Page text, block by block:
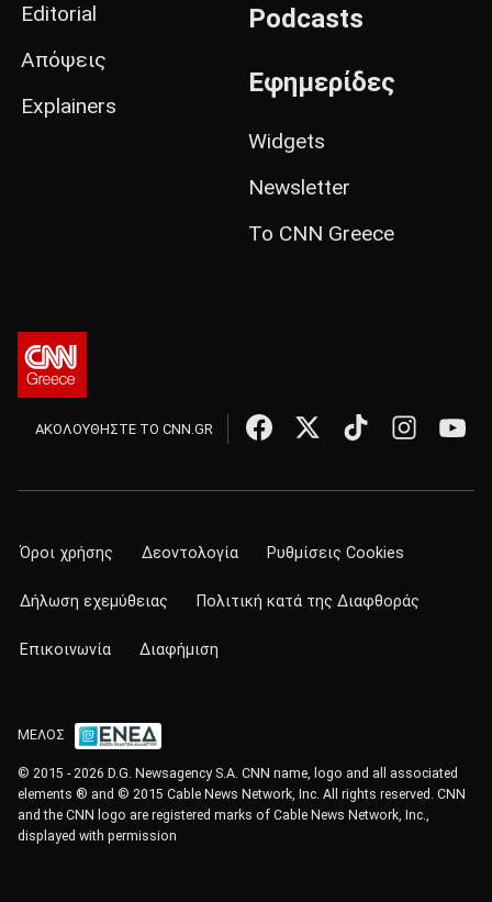
Editorial
Απόψεις
Explainers
Podcasts
Εφημερίδες
Widgets
Newsletter
Το CNN Greece
ΑΚΟΛΟΥΘΗΣΤΕ ΤΟ CNN.GR
Όροι χρήσης Δεοντολογία Ρυθμίσεις Cookies
Δήλωση εχεμύθειας Πολιτική κατά της Διαφθοράς
Επικοινωνία Διαφήμιση
ΜΕΛΟΣ
© 2015 - 2026 D.G. Newsagency S.A. CNN name, logo and all associated
elements ® and © 2015 Cable News Network, Inc. All rights reserved. CNN
and the CNN logo are registered marks of Cable News Network, Inc.,
displayed with permission